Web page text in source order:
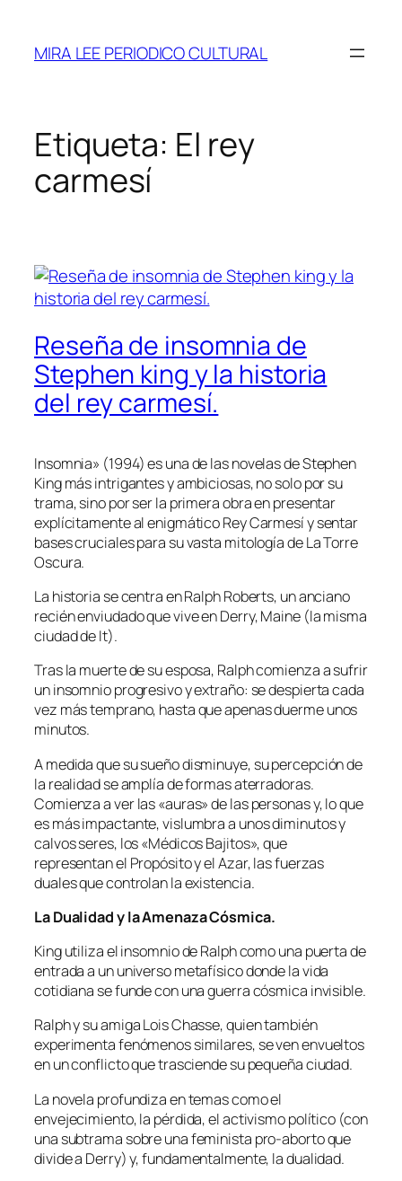
contenido
MIRA LEE PERIODICO CULTURAL
Etiqueta: El rey
carmesí
Reseña de insomnia de
Stephen king y la historia
del rey carmesí.
Insomnia» (1994) es una de las novelas de Stephen
King más intrigantes y ambiciosas, no solo por su
trama, sino por ser la primera obra en presentar
explícitamente al enigmático Rey Carmesí y sentar
bases cruciales para su vasta mitología de La Torre
Oscura.
La historia se centra en Ralph Roberts, un anciano
recién enviudado que vive en Derry, Maine (la misma
ciudad de It).
Tras la muerte de su esposa, Ralph comienza a sufrir
un insomnio progresivo y extraño: se despierta cada
vez más temprano, hasta que apenas duerme unos
minutos.
A medida que su sueño disminuye, su percepción de
la realidad se amplía de formas aterradoras.
Comienza a ver las «auras» de las personas y, lo que
es más impactante, vislumbra a unos diminutos y
calvos seres, los «Médicos Bajitos», que
representan el Propósito y el Azar, las fuerzas
duales que controlan la existencia.
La Dualidad y la Amenaza Cósmica.
King utiliza el insomnio de Ralph como una puerta de
entrada a un universo metafísico donde la vida
cotidiana se funde con una guerra cósmica invisible.
Ralph y su amiga Lois Chasse, quien también
experimenta fenómenos similares, se ven envueltos
en un conflicto que trasciende su pequeña ciudad.
La novela profundiza en temas como el
envejecimiento, la pérdida, el activismo político (con
una subtrama sobre una feminista pro-aborto que
divide a Derry) y, fundamentalmente, la dualidad.